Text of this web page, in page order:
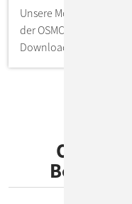
Unsere Monitoring-
der OSMC, der FOSDEM
Downloads.
Begriffe